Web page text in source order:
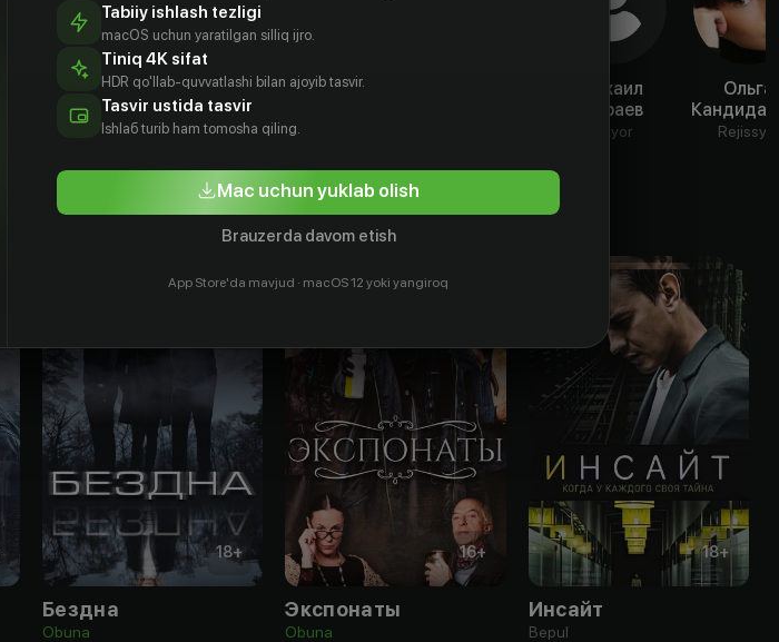
Жукова
Дмитрий
Позднов
Aktyor
Эра
Михаил
Шараев
Aktyor
Ольга
Rejissyor
18+
Бездна
Obuna
16+
Экспонаты
Obuna
18+
Инсайт
Bepul
Tabiiy ishlash tezligi
macOS uchun yaratilgan silliq ijro.
Tiniq 4K sifat
HDR qo'llab-quvvatlashi bilan ajoyib tasvir.
Tasvir ustida tasvir
Ishlаб turib ham tomosha qiling.
Mac uchun yuklab olish
Brauzerda davom etish
App Store'da mavjud · macOS 12 yoki yangiroq